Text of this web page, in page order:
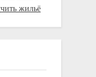
жильё